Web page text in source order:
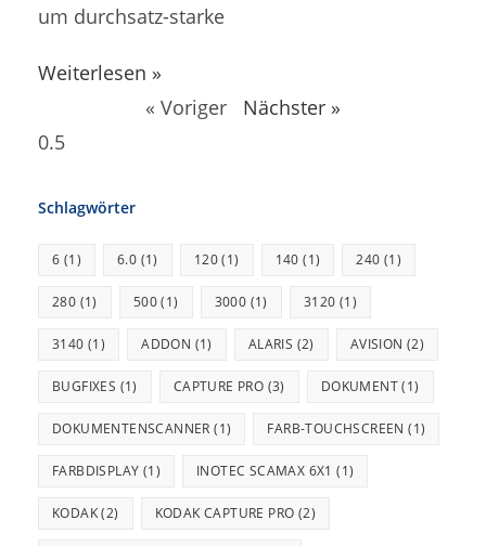
um durchsatz-starke
Weiterlesen »
« Voriger
Nächster »
Schlagwörter
6 (1) 6.0 (1) 120(1) 140 (1) 240 (1)
280 (1) 500(1) 3000 (1) 3120 (1)
3140 (1) ADDON (1) ALARIS (2) AVISION (2)
BUGFIXES (1) CAPTURE PRO (3) DOKUMENT(1)
DOKUMENTENSCANNER (1) FARB-TOUCHSCREEN (1)
FARBDISPLAY (1) INOTEC SCAMAX 6X1 (1)
KODAK(2) KODAK CAPTURE PRO (2)